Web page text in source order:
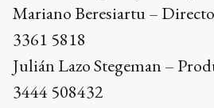
Mariano Beresiartu –
3361 5818
Julián Lazo Stegeman –
3444 508432